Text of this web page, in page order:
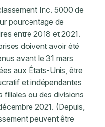
Inc. 5000 de
pourcentage de
entre 2018 et 2021.
doivent avoir été
avant le 31 mars
aux États-Unis, être
et indépendantes
filiales ou des divisions
2021. (Depuis,
peuvent être